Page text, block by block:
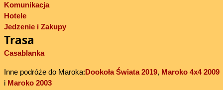
Komunikacja
Hotele
Jedzenie i Zakupy
Trasa
Casablanka
Inne podróże do Maroka:Dookoła Świata 2019, Maroko 4x4 2009
i Maroko 2003